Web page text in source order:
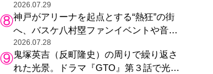
泉南ロングパークの「海のマルシェ」が
リニューアル！
2026.07.29
神戸がアリーナを起点とする“熱狂”の街
へ、バスケ八村塁ファンイベントや音楽
フェスで三宮・ウォーターフロントを活
性化
2026.07.28
鬼塚英吉（反町隆史）の周りで繰り返さ
れた光景。ドラマ『GTO』第３話で光っ